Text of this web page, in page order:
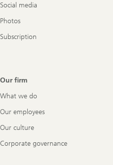
Social media
Photos
Subscription
Our firm
What we do
Our employees
Our culture
Corporate governance